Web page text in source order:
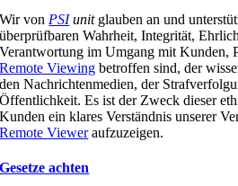
Wir von PSIunitglauben an und
überprüfbaren Wahrheit, Integrität,
Verantwortung im Umgang mit Kunden,
Remote Viewing betroffen sind, der
den Nachrichtenmedien, der
Öffentlichkeit. Es ist der Zweck dieser
Kunden ein klares Verständnis unserer
Remote Vieweraufzuzeigen.
Gesetze achten